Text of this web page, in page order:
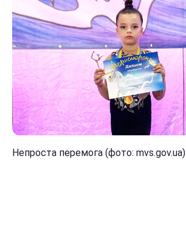
Непроста перемога (фото: mvs.gov.ua)